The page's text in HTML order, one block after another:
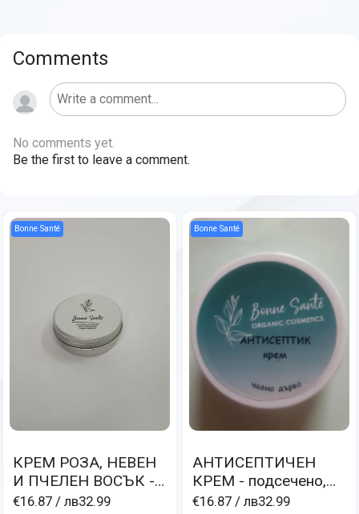
Comments
No comments yet.
Be the first to leave a comment.
Bonne Santé
КРЕМ РОЗА, НЕВЕН
И ПЧЕЛЕН ВОСЪК -
изгаряне, белези,
€16.87 / лв32.99
Bonne Santé
АНТИСЕПТИЧЕН
КРЕМ - подсечено,
гъбички, мокри
€16.87 / лв32.99